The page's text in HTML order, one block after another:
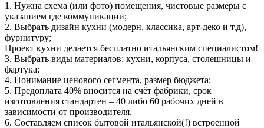
1. Нужна схема (или фото) помещения, чистовые размеры с
указанием где коммуникации;
2. Выбрать дизайн кухни (модерн, классика, арт-деко и т.д),
фурнитуру;
Проект кухни делается бесплатно итальянским специалистом!
3. Выбрать виды материалов: кухни, корпуса, столешницы и
фартука;
4. Понимание ценового сегмента, размер бюджета;
5. Предоплата 40% вносится на счёт фабрики, срок
изготовления стандартен – 40 либо 60 рабочих дней в
зависимости от производителя.
6. Составляем список бытовой итальянской(!) встроенной